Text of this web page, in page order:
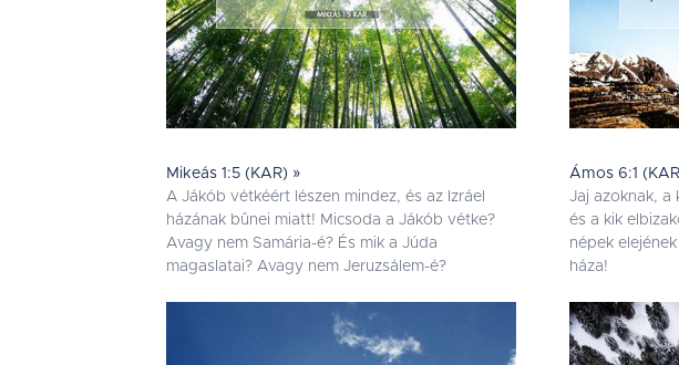
Mikeás 1:5 (KAR) »
A Jákób vétkéért lészen mindez, és az Izráel
házának bûnei miatt! Micsoda a Jákób vétke?
Avagy nem Samária-é? És mik a Júda
magaslatai? Avagy nem Jeruzsálem-é?
Ámos 6:1
Jaj azoknak, a
és a kik
népek
háza!